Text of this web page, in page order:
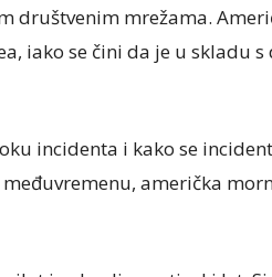
društvenim mrežama.
iako se čini da je u skladu
incidenta i kako se
američka